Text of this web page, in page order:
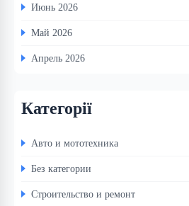
Июнь 2026
Май 2026
Апрель 2026
Категорії
Авто и мототехника
Без категории
Строительство и ремонт